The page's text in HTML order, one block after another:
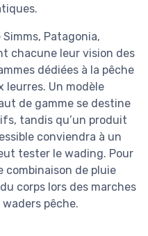
Patagonia,
chacune leur vision des
dédiées à la pêche
leurres. Un modèle
de gamme se destine
tandis qu’un produit
conviendra à un
tester le wading. Pour
combinaison de pluie
corps lors des marches
waders pêche.